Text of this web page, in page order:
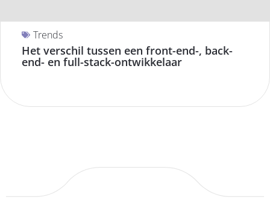
Trends
Het verschil tussen een front-end-, back-
end- en full-stack-ontwikkelaar